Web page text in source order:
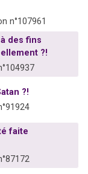
n°107961
des fins
?!
?!
faite